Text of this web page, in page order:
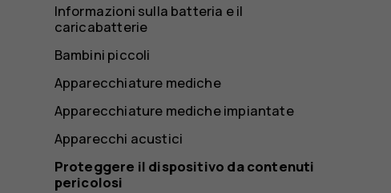
Informazioni sulla batteria e il
caricabatterie
Bambini piccoli
Apparecchiature mediche
Apparecchiature mediche impiantate
Apparecchi acustici
Proteggere il dispositivo da contenuti
pericolosi